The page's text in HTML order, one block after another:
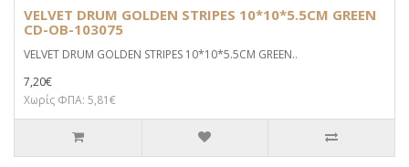
VELVET DRUM GOLDEN STRIPES 10*10*5.5CM GREEN
CD-OB-103075
VELVET DRUM GOLDEN STRIPES 10*10*5.5CM GREEN..
7,20€
Χωρίς ΦΠΑ: 5,81€